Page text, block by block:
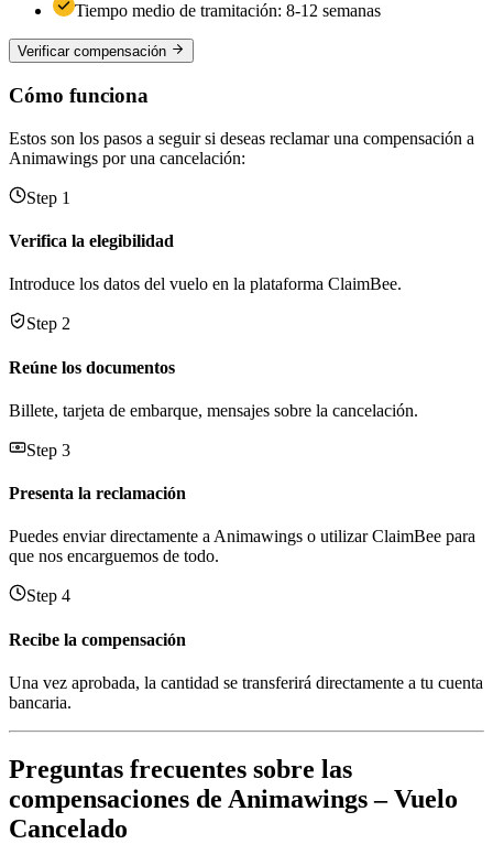
Tiempo medio de tramitación: 8-12 semanas
Verificar compensación
Cómo funciona
Estos son los pasos a seguir si deseas reclamar una compensación a
Animawings por una cancelación:
Step 1
Verifica la elegibilidad
Introduce los datos del vuelo en la plataforma ClaimBee.
Step 2
Reúne los documentos
Billete, tarjeta de embarque, mensajes sobre la cancelación.
Step 3
Presenta la reclamación
Puedes enviar directamente a Animawings o utilizar ClaimBee para
que nos encarguemos de todo.
Step 4
Recibe la compensación
Una vez aprobada, la cantidad se transferirá directamente a tu cuenta
bancaria.
Preguntas frecuentes sobre las
compensaciones de Animawings – Vuelo
Cancelado